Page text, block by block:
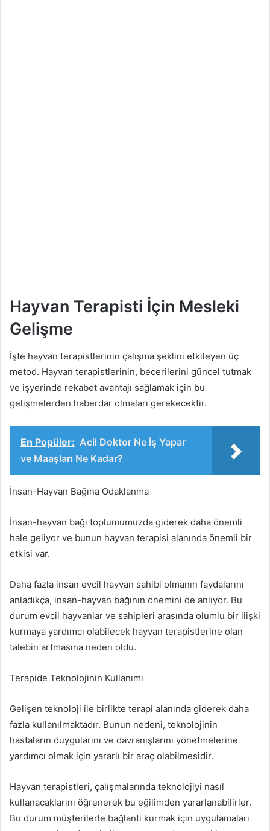
Hayvan Terapisti İçin Mesleki
Gelişme
İşte hayvan terapistlerinin çalışma şeklini etkileyen üç
metod. Hayvan terapistlerinin, becerilerini güncel tutmak
ve işyerinde rekabet avantajı sağlamak için bu
gelişmelerden haberdar olmaları gerekecektir.
En Popüler: Acil Doktor Ne İş Yapar
ve Maaşları Ne Kadar?
İnsan-Hayvan Bağına Odaklanma
İnsan-hayvan bağı toplumumuzda giderek daha önemli
hale geliyor ve bunun hayvan terapisi alanında önemli bir
etkisi var.
Daha fazla insan evcil hayvan sahibi olmanın faydalarını
anladıkça, insan-hayvan bağının önemini de anlıyor. Bu
durum evcil hayvanlar ve sahipleri arasında olumlu bir ilişki
kurmaya yardımcı olabilecek hayvan terapistlerine olan
talebin artmasına neden oldu.
Terapide Teknolojinin Kullanımı
Gelişen teknoloji ile birlikte terapi alanında giderek daha
fazla kullanılmaktadır. Bunun nedeni, teknolojinin
hastaların duygularını ve davranışlarını yönetmelerine
yardımcı olmak için yararlı bir araç olabilmesidir.
Hayvan terapistleri, çalışmalarında teknolojiyi nasıl
kullanacaklarını öğrenerek bu eğilimden yararlanabilirler.
Bu durum müşterilerle bağlantı kurmak için uygulamaları